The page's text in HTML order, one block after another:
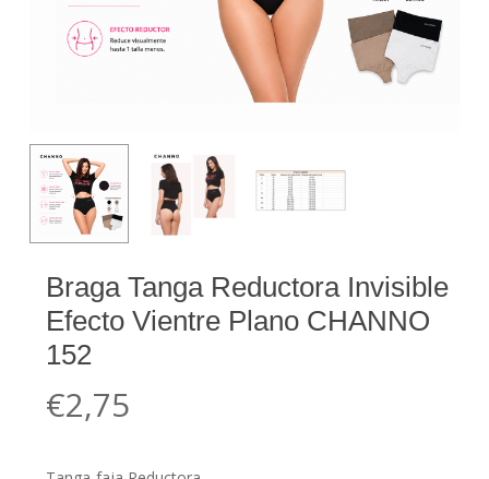
Braga Tanga Reductora Invisible
Efecto Vientre Plano CHANNO
152
€2,75